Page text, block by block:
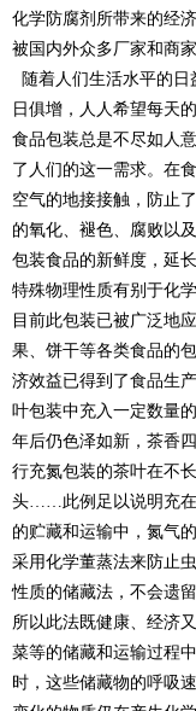
化学防腐剂所带来的经
被国内外众多厂家和商
随着人们生活水平的
日俱增，人人希望每天
食品包装总是不尽如人
了人们的这一需求。在
空气的地接接触，防止
的氧化、褪色、腐败以
包装食品的新鲜度，延
特殊物理性质有别于化
目前此包装已被广泛地
果、饼干等各类食品的
济效益已得到了食品生
叶包装中充入一定数量
年后仍色泽如新，茶香
行充氮包装的茶叶在不
头……此例足以说明充在
的贮藏和运输中，氮气
采用化学董蒸法来防止
性质的储藏法，不会遗
所以此法既健康、经济
菜等的储藏和运输过程
时，这些储藏物的呼吸